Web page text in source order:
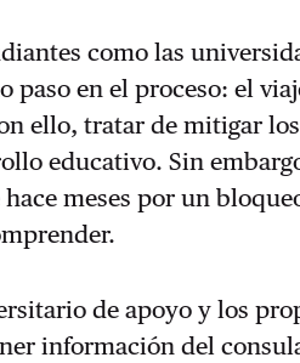
como las
paso en el proceso: el
ello, tratar de mitigar
educativo. Sin
hace meses por un
de apoyo y los
información del